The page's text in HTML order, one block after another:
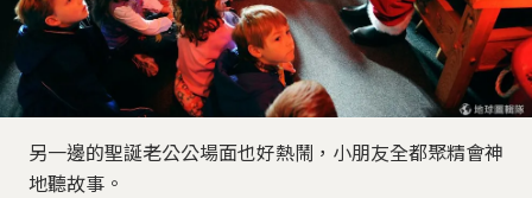
另一邊的聖誕老公公場面也好熱鬧，小朋友全都聚精會神
地聽故事。